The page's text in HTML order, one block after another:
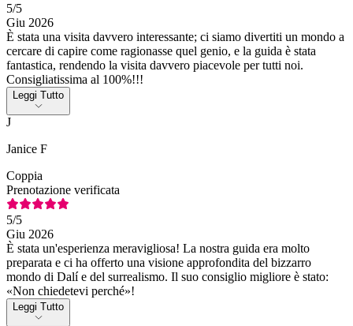
5/5
Giu 2026
È stata una visita davvero interessante; ci siamo divertiti un mondo a
cercare di capire come ragionasse quel genio, e la guida è stata
fantastica, rendendo la visita davvero piacevole per tutti noi.
Consigliatissima al 100%!!!
Leggi Tutto
J
Janice F
Coppia
Prenotazione verificata
5/5
Giu 2026
È stata un'esperienza meravigliosa! La nostra guida era molto
preparata e ci ha offerto una visione approfondita del bizzarro
mondo di Dalí e del surrealismo. Il suo consiglio migliore è stato:
«Non chiedetevi perché»!
Leggi Tutto